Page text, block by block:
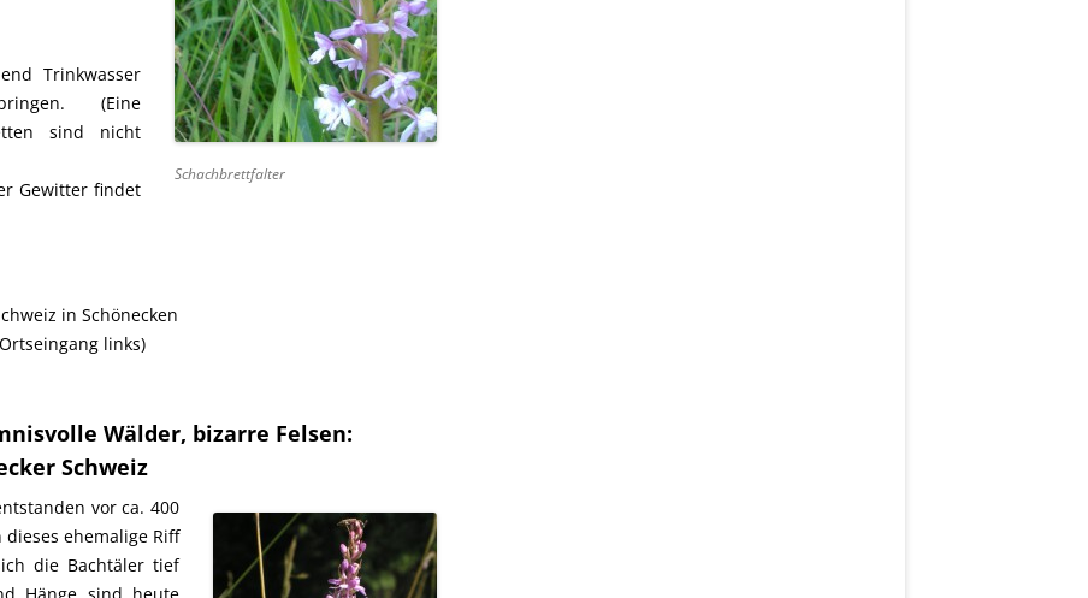
Schachbrettfalter
Trinkwasser
(Eine
sind nicht
Gewitter findet
in Schönecken
links)
Wälder, bizarre Felsen:
Schweiz
vor ca. 400
ehemalige Riff
die Bachtäler tief